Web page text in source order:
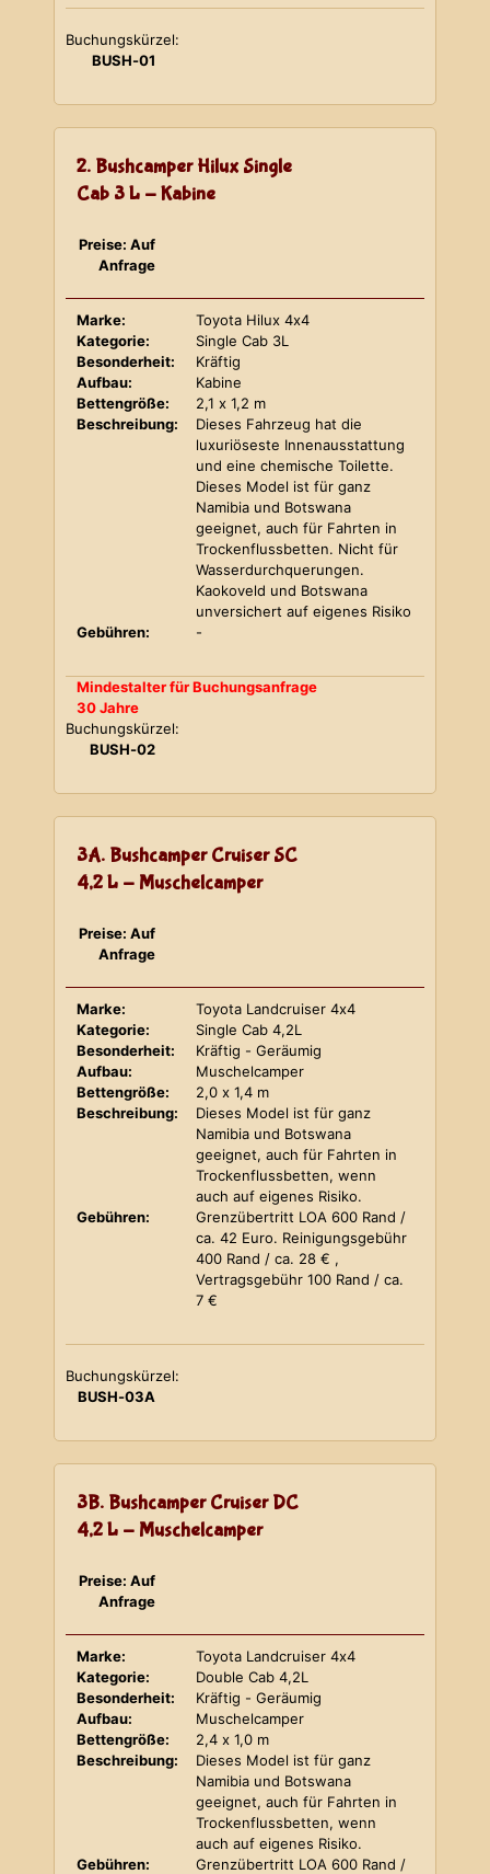
Buchungskürzel:
BUSH-01
2. Bushcamper Hilux Single
Cab 3 L - Kabine
Preise: Auf
Anfrage
Marke:
Toyota Hilux 4x4
Kategorie:
Single Cab 3L
Besonderheit:
Kräftig
Aufbau:
Kabine
Bettengröße:
2,1 x 1,2 m
Beschreibung:
Dieses Fahrzeug hat die
luxuriöseste Innenausstattung
und eine chemische Toilette.
Dieses Model ist für ganz
Namibia und Botswana
geeignet, auch für Fahrten in
Trockenflussbetten. Nicht für
Wasserdurchquerungen.
Kaokoveld und Botswana
unversichert auf eigenes Risiko
Gebühren:
-
Mindestalter für Buchungsanfrage
30 Jahre
Buchungskürzel:
BUSH-02
3A. Bushcamper Cruiser SC
4,2 L - Muschelcamper
Preise: Auf
Anfrage
Marke:
Toyota Landcruiser 4x4
Kategorie:
Single Cab 4,2L
Besonderheit:
Kräftig - Geräumig
Aufbau:
Muschelcamper
Bettengröße:
2,0 x 1,4 m
Beschreibung:
Dieses Model ist für ganz
Namibia und Botswana
geeignet, auch für Fahrten in
Trockenflussbetten, wenn
auch auf eigenes Risiko.
Gebühren:
Grenzübertritt LOA 600 Rand /
ca. 42 Euro. Reinigungsgebühr
400 Rand / ca. 28 € ,
Vertragsgebühr 100 Rand / ca.
7 €
Buchungskürzel:
BUSH-03A
3B. Bushcamper Cruiser DC
4,2 L - Muschelcamper
Preise: Auf
Anfrage
Marke:
Toyota Landcruiser 4x4
Kategorie:
Double Cab 4,2L
Besonderheit:
Kräftig - Geräumig
Aufbau:
Muschelcamper
Bettengröße:
2,4 x 1,0 m
Beschreibung:
Dieses Model ist für ganz
Namibia und Botswana
geeignet, auch für Fahrten in
Trockenflussbetten, wenn
auch auf eigenes Risiko.
Gebühren:
Grenzübertritt LOA 600 Rand /